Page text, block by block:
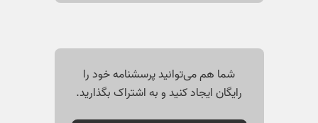
شما هم می‌توانید پرسشنامه خود را
رایگان ایجاد کنید و به اشتراک بگذارید.